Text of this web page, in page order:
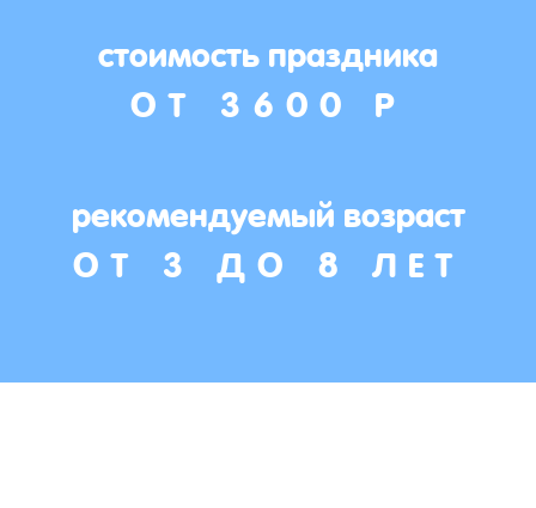
стоимость праздника
ОТ 3600 Р
рекомендуемый возраст
ОТ 3 ДО 8 ЛЕТ